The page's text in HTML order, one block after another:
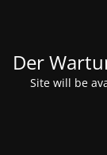
Der
Site will be